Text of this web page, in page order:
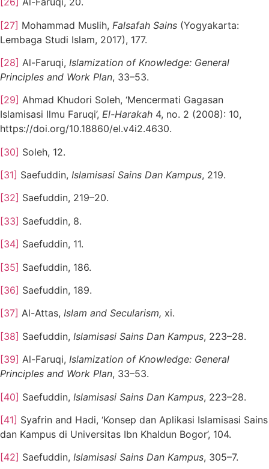
[27] Mohammad Muslih, Falsafah Sains (Yogyakarta:
Lembaga Studi Islam, 2017), 177.
[28] Al-Faruqi, Islamization of Knowledge: General
Principles and Work Plan, 33–53.
[29] Ahmad Khudori Soleh, ‘Mencermati Gagasan
Islamisasi Ilmu Faruqi’, El-Harakah 4, no. 2 (2008): 10,
https://doi.org/10.18860/el.v4i2.4630.
[30] Soleh, 12.
[31] Saefuddin, Islamisasi Sains Dan Kampus, 219.
[32] Saefuddin, 219–20.
[33] Saefuddin, 8.
[34] Saefuddin, 11.
[35] Saefuddin, 186.
[36] Saefuddin, 189.
[37] Al-Attas, Islam and Secularism, xi.
[38] Saefuddin, Islamisasi Sains Dan Kampus, 223–28.
[39] Al-Faruqi, Islamization of Knowledge: General
Principles and Work Plan, 33–53.
[40] Saefuddin, Islamisasi Sains Dan Kampus, 223–28.
[41] Syafrin and Hadi, ‘Konsep dan Aplikasi Islamisasi Sains
dan Kampus di Universitas Ibn Khaldun Bogor’, 104.
[42] Saefuddin, Islamisasi Sains Dan Kampus, 305–7.